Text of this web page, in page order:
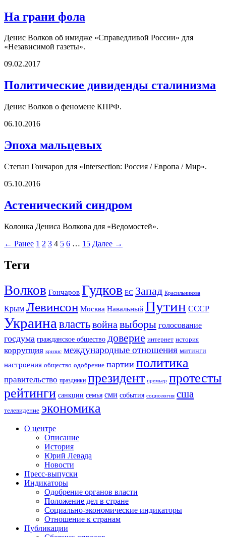
На грани фола
Денис Волков об имидже «Справедливой России» для
«Независимой газеты».
09.02.2017
Политические дивиденды сталинизма
Денис Волков о феномене КПРФ.
06.10.2016
Эпоха мальцевых
Степан Гончаров для «Intersection: Россия / Европа / Мир».
05.10.2016
Астенический синдром
Колонка Дениса Волкова для «Ведомостей».
← Ранее 1 2 3 4 5 6 … 15 Далее →
Теги
Волков Гончаров Гудков ЕС Запад Красильникова
Крым Левинсон Москва Навальный Путин СССР
Украина властьвойна выборы голосование
госдума гражданское общество доверие интернет история
коррупция кризис международные отношения митинги
настроения общество одобрение партии политика
правительство праздники президент премьер протесты
рейтинги санкции семья сми события социология сша
телевидение экономика
О центре
Описание
История
Юрий Левада
Новости
Пресс-выпуски
Индикаторы
Одобрение органов власти
Положение дел в стране
Социально-экономические индикаторы
Отношение к странам
Публикации